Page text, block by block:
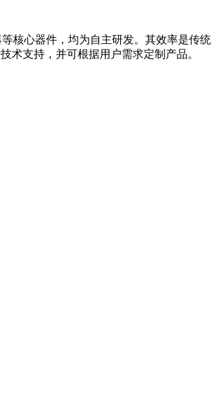
核心器件，均为自主研发。其效率是传
术支持，并可根据用户需求定制产品。